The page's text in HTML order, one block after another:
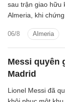
06/8 Almeria
sau trận giao hữu
Almeria, khi
quản.
Messi quyên
Madrid
Lionel Messi đã